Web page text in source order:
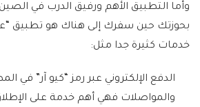
وأما التطبيق الأهم ورفيق الدرب في الصين
خدمات كثيرة جدا مثل:
الدفع الإلكتروني عبر رمز “كيو آر” في
والمواصلات فهي أهم خدمة على